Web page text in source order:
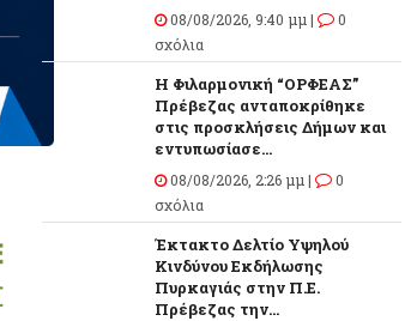
08/08/2026, 9:40 μμ |
0
σχόλια
Η Φιλαρμονική “ΟΡΦΕΑΣ”
Πρέβεζας ανταποκρίθηκε
στις προσκλήσεις Δήμων και
εντυπωσίασε...
08/08/2026, 2:26 μμ |
0
σχόλια
Έκτακτο Δελτίο Υψηλού
Κινδύνου Εκδήλωσης
Πυρκαγιάς στην Π.Ε.
Πρέβεζας την...